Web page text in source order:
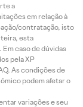
a
em relação à
contratação, isto
esta
caso de dúvidas
pela XP
As condições de
podem afetar o
variações e seu